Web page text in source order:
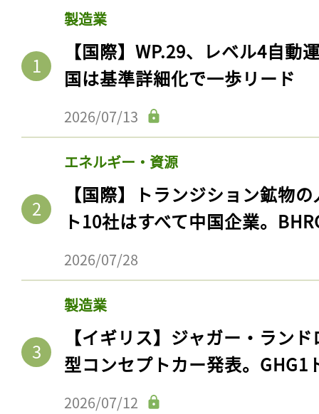
製造業
【国際】WP.29、レベル4自動
国は基準詳細化で一歩リード
2026/07/13
エネルギー・資源
【国際】トランジション鉱物
ト10社はすべて中国企業。
2026/07/28
製造業
【イギリス】ジャガー・ラン
型コンセプトカー発表。GHG1
2026/07/12